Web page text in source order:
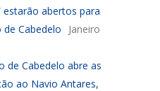
estarão abertos para
Cabedelo
Janeiro
de Cabedelo abre as
ao Navio Antares,